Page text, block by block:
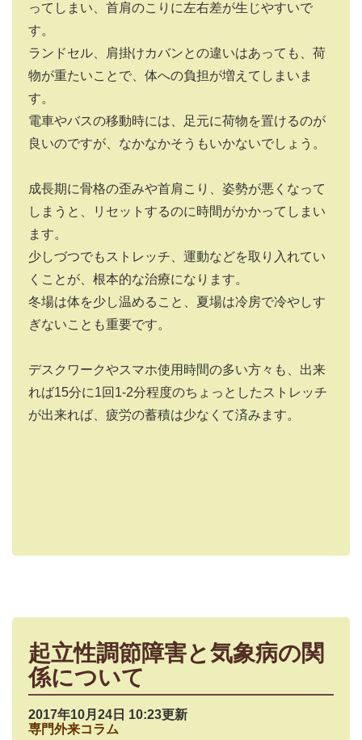
ってしまい、首肩のこりに左右差が生じやすいで
す。
ランドセル、肩掛けカバンとの違いはあっても、荷
物が重たいことで、体への負担が増えてしまいま
す。
電車やバスの移動時には、足元に荷物を置けるのが
良いのですが、なかなかそうもいかないでしょう。
成長期に骨格の歪みや首肩こり、姿勢が悪くなって
しまうと、リセットするのに時間がかかってしまい
ます。
少しづつでもストレッチ、運動などを取り入れてい
くことが、根本的な治療になります。
冬場は体を少し温めること、夏場は冷房で冷やしす
ぎないことも重要です。
デスクワークやスマホ使用時間の多い方々も、出来
れば15分に1回1-2分程度のちょっとしたストレッチ
が出来れば、疲労の蓄積は少なくて済みます。
起立性調節障害と気象病の関
係について
2017年10月24日 10:23更新
専門外来コラム